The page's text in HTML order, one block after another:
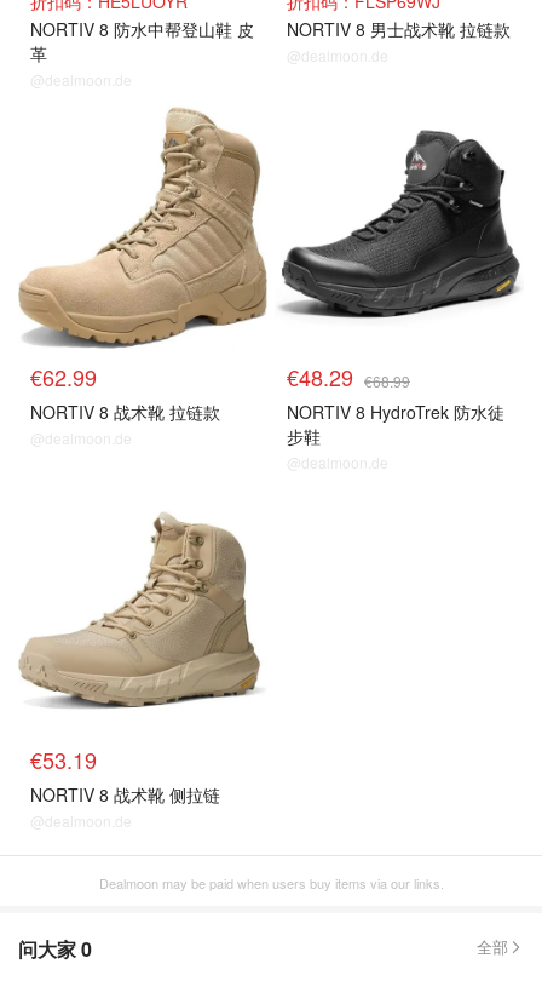
NORTIV 8 防水中帮登山鞋 皮
革
@dealmoon.de
NORTIV 8 男士战术靴 拉链款
@dealmoon.de
€62.99
NORTIV 8 战术靴 拉链款
@dealmoon.de
€48.29 €68.99
NORTIV 8 HydroTrek 防水徒
步鞋
@dealmoon.de
€53.19
NORTIV 8 战术靴 侧拉链
@dealmoon.de
Dealmoon may be paid when users buy items via our links.
问大家0 全部